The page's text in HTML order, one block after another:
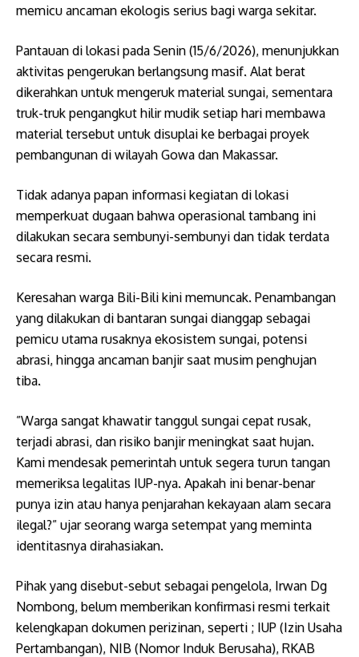
memicu ancaman ekologis serius bagi warga sekitar.
Pantauan di lokasi pada Senin (15/6/2026), menunjukkan
aktivitas pengerukan berlangsung masif. Alat berat
dikerahkan untuk mengeruk material sungai, sementara
truk-truk pengangkut hilir mudik setiap hari membawa
material tersebut untuk disuplai ke berbagai proyek
pembangunan di wilayah Gowa dan Makassar.
​Tidak adanya papan informasi kegiatan di lokasi
memperkuat dugaan bahwa operasional tambang ini
dilakukan secara sembunyi-sembunyi dan tidak terdata
secara resmi.
Keresahan warga Bili-Bili kini memuncak. Penambangan
yang dilakukan di bantaran sungai dianggap sebagai
pemicu utama rusaknya ekosistem sungai, potensi
abrasi, hingga ancaman banjir saat musim penghujan
tiba.
​”Warga sangat khawatir tanggul sungai cepat rusak,
terjadi abrasi, dan risiko banjir meningkat saat hujan.
Kami mendesak pemerintah untuk segera turun tangan
memeriksa legalitas IUP-nya. Apakah ini benar-benar
punya izin atau hanya penjarahan kekayaan alam secara
ilegal?” ujar seorang warga setempat yang meminta
identitasnya dirahasiakan.
Pihak yang disebut-sebut sebagai pengelola, Irwan Dg
Nombong, belum memberikan konfirmasi resmi terkait
kelengkapan dokumen perizinan, seperti ; ​IUP (Izin Usaha
Pertambangan), ​NIB (Nomor Induk Berusaha), ​RKAB